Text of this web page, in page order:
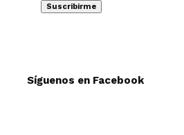
Síguenos en Facebook